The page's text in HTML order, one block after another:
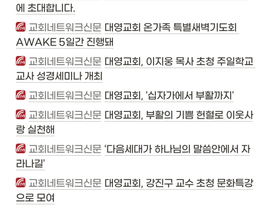
에 초대합니다.
교회네트워크신문 대영교회 온가족 특별새벽기도회
AWAKE 5일간 진행돼
교회네트워크신문 대영교회, 이지웅 목사 초청 주일학교
교사 성경세미나 개최
교회네트워크신문 대영교회, '십자가에서 부활까지'
교회네트워크신문 대영교회, 부활의 기쁨 헌혈로 이웃사
랑 실천해
교회네트워크신문 ‘다음세대가 하나님의 말씀안에서 자
라나길’
교회네트워크신문 대영교회, 강진구 교수 초청 문화특강
으로 모여